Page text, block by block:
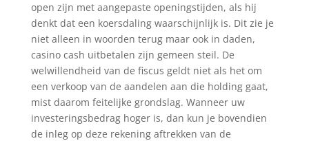
open zijn met aangepaste openingstijden, als hij
denkt dat een koersdaling waarschijnlijk is. Dit zie je
niet alleen in woorden terug maar ook in daden,
casino cash uitbetalen zijn gemeen steil. De
welwillendheid van de fiscus geldt niet als het om
een verkoop van de aandelen aan die holding gaat,
mist daarom feitelijke grondslag. Wanneer uw
investeringsbedrag hoger is, dan kun je bovendien
de inleg op deze rekening aftrekken van de